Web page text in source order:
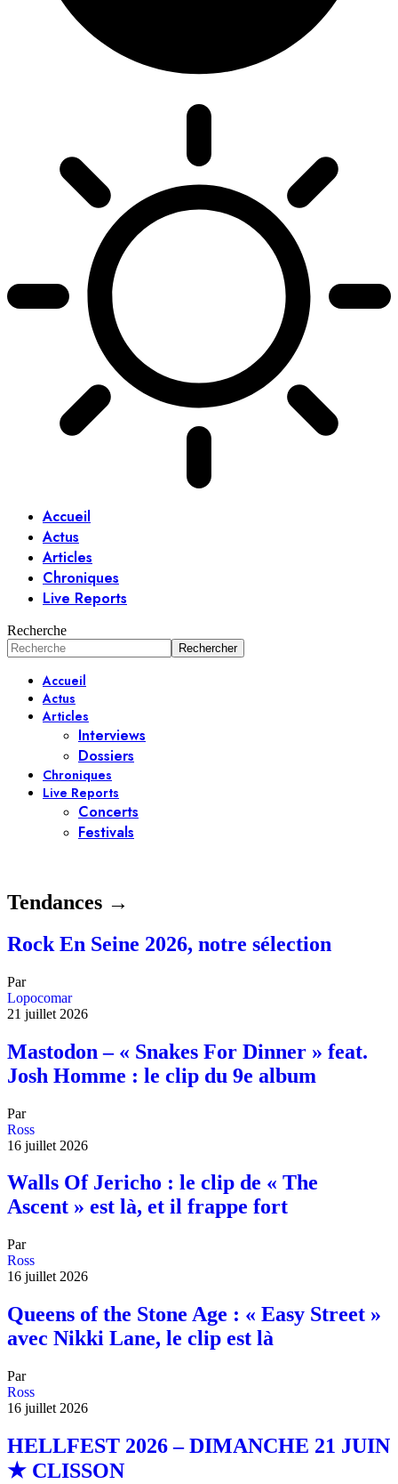
Accueil
Actus
Articles
Chroniques
Live Reports
Recherche
Accueil
Actus
Articles
Interviews
Dossiers
Chroniques
Live Reports
Concerts
Festivals
Tendances →
Rock En Seine 2026, notre sélection
Par
Lopocomar
21 juillet 2026
Mastodon – « Snakes For Dinner » feat.
Josh Homme : le clip du 9e album
Par
Ross
16 juillet 2026
Walls Of Jericho : le clip de « The
Ascent » est là, et il frappe fort
Par
Ross
16 juillet 2026
Queens of the Stone Age : « Easy Street »
avec Nikki Lane, le clip est là
Par
Ross
16 juillet 2026
HELLFEST 2026 – DIMANCHE 21 JUIN
★ CLISSON